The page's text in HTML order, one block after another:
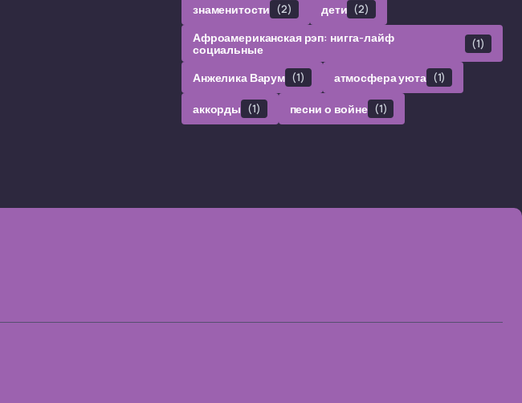
знаменитости (2) дети (2)
Афроамериканская рэп: нигга-лайф
социальные (1)
Анжелика Варум (1) атмосфера уюта (1)
аккорды (1) песни о войне (1)